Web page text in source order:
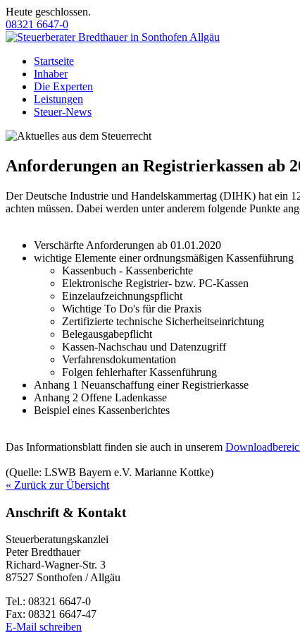
Heute geschlossen.
08321 6647-0
Startseite
Inhaber
Die Experten
Leistungen
Steuer-News
Anforderungen an Registrierkassen ab
Der Deutsche Industrie und Handelskammertag (DIHK) hat ein
achten müssen. Dabei werden unter anderem folgende Punkte
Verschärfte Anforderungen ab 01.01.2020
wichtige Elemente einer ordnungsmäßigen Kassenführung
Kassenbuch - Kassenberichte
Elektronische Registrier- bzw. PC-Kassen
Einzelaufzeichnungspflicht
Wichtige To Do's für die Praxis
Zertifizierte technische Sicherheitseinrichtung
Belegausgabepflicht
Kassen-Nachschau und Datenzugriff
Verfahrensdokumentation
Folgen fehlerhafter Kassenführung
Anhang 1 Neuanschaffung einer Registrierkasse
Anhang 2 Offene Ladenkasse
Beispiel eines Kassenberichtes
Das Informationsblatt finden sie auch in unserem
(Quelle: LSWB Bayern e.V. Marianne Kottke)
« Zurück zur Übersicht
Anschrift & Kontakt
Steuerberatungskanzlei
Peter Bredthauer
Richard-Wagner-Str. 3
87527 Sonthofen / Allgäu
Tel.: 08321 6647-0
Fax: 08321 6647-47
E-Mail schreiben